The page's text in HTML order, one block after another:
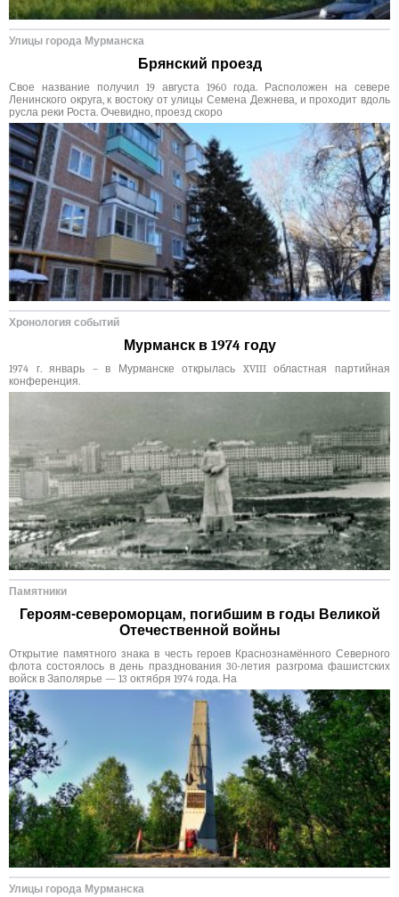
Улицы города Мурманска
Брянский проезд
Свое название получил 19 августа 1960 года. Расположен на севере
Ленинского округа, к востоку от улицы Семена Дежнева, и проходит вдоль
русла реки Роста. Очевидно, проезд скоро
Хронология событий
Мурманск в 1974 году
1974 г. январь – в Мурманске открылась XVIII областная партийная
конференция.
Памятники
Героям-североморцам, погибшим в годы Великой
Отечественной войны
Открытие памятного знака в честь героев Краснознамённого Северного
флота состоялось в день празднования 30-летия разгрома фашистских
войск в Заполярье — 13 октября 1974 года. На
Улицы города Мурманска